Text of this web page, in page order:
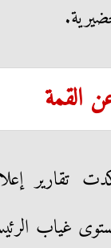
القمة
تقارير
غياب